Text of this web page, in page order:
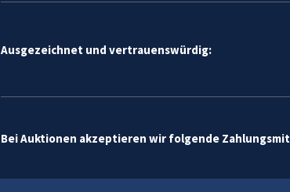
Ausgezeichnet und vertrauenswürdig:
Bei Auktionen akzeptieren wir folgende